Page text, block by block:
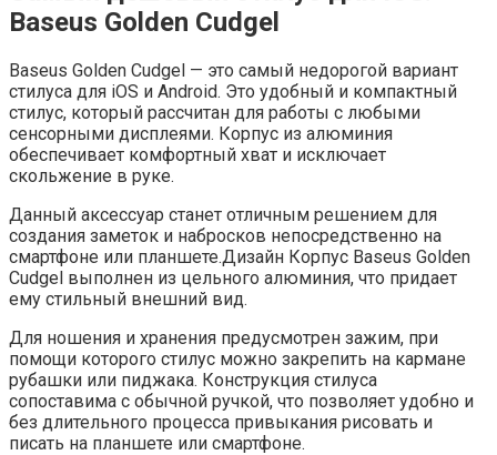
Baseus Golden Cudgel
Baseus Golden Cudgel — это самый недорогой вариант
стилуса для iOS и Android. Это удобный и компактный
стилус, который рассчитан для работы с любыми
сенсорными дисплеями. Корпус из алюминия
обеспечивает комфортный хват и исключает
скольжение в руке.
Данный аксессуар станет отличным решением для
создания заметок и набросков непосредственно на
смартфоне или планшете.Дизайн Корпус Baseus Golden
Cudgel выполнен из цельного алюминия, что придает
ему стильный внешний вид.
Для ношения и хранения предусмотрен зажим, при
помощи которого стилус можно закрепить на кармане
рубашки или пиджака. Конструкция стилуса
сопоставима с обычной ручкой, что позволяет удобно и
без длительного процесса привыкания рисовать и
писать на планшете или смартфоне.